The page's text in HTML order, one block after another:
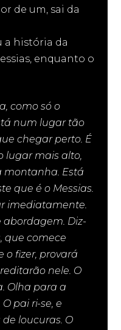
de um, sai da
a história da
enquanto o
como só o
num lugar tão
chegar perto. É
lugar mais alto,
montanha. Está
que é o Messias.
imediatamente.
Diz-
que comece
o fizer, provará
nele. O
Olha para a
pai ri-se, e
loucuras. O